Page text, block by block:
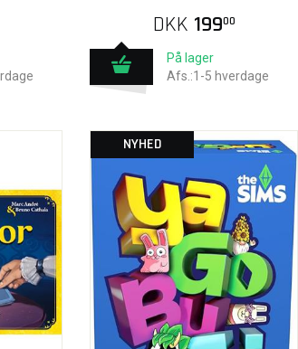
DKK 19900
På lager
Afs.:1-5 hverdage
NYHED